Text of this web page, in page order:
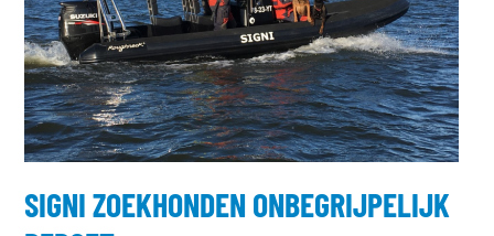
SIGNI ZOEKHONDEN ONBEGRIJPELIJK